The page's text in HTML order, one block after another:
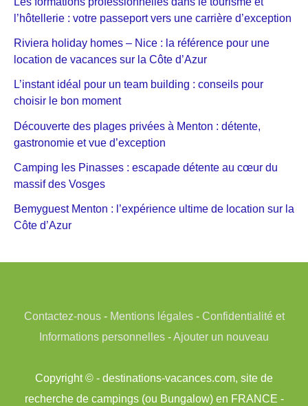
l’hôtellerie : votre passeport vers une carrière d’exception
Riviera holiday homes – Nice : la référence pour une
location de vacances sur la Côte d’Azur
L’instant idéal pour un team building : conseils pour
choisir le bon moment
Découverte des plages privées à Menton : détente,
gastronomie et vue d’exception
Camping les Pinasses : escapade détente au cœur du
massif des Vosges
Bemyguest Menton : l’expérience ultime de location sur la
Côte d’Azur
Contactez-nous- Mentions légales- Confidentialité et
Informations personnelles -Ajouter un nouveau
Copyright © - destinations-vacances.com, site de
recherche de campings (ou Bungalow) en FRANCE -